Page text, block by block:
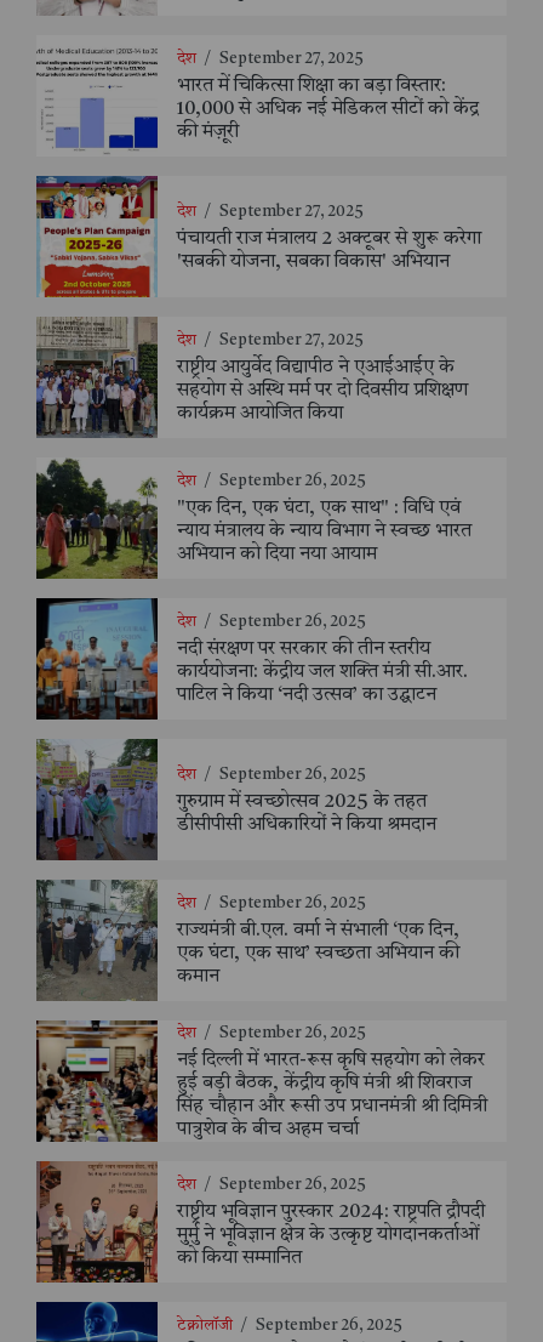
देश / September 27, 2025
भारत में चिकित्सा शिक्षा का बड़ा विस्तार:
10,000 से अधिक नई मेडिकल सीटों को केंद्र
की मंज़ूरी
देश / September 27, 2025
पंचायती राज मंत्रालय 2 अक्टूबर से शुरू करेगा
'सबकी योजना, सबका विकास' अभियान
देश / September 27, 2025
राष्ट्रीय आयुर्वेद विद्यापीठ ने एआईआईए के
सहयोग से अस्थि मर्म पर दो दिवसीय प्रशिक्षण
कार्यक्रम आयोजित किया
देश / September 26, 2025
"एक दिन, एक घंटा, एक साथ" : विधि एवं
न्याय मंत्रालय के न्याय विभाग ने स्वच्छ भारत
अभियान को दिया नया आयाम
देश / September 26, 2025
नदी संरक्षण पर सरकार की तीन स्तरीय
कार्ययोजना: केंद्रीय जल शक्ति मंत्री सी.आर.
पाटिल ने किया ‘नदी उत्सव’ का उद्घाटन
देश / September 26, 2025
गुरुग्राम में स्वच्छोत्सव 2025 के तहत
डीसीपीसी अधिकारियों ने किया श्रमदान
देश / September 26, 2025
राज्यमंत्री बी.एल. वर्मा ने संभाली ‘एक दिन,
एक घंटा, एक साथ’ स्वच्छता अभियान की
कमान
देश / September 26, 2025
नई दिल्ली में भारत-रूस कृषि सहयोग को लेकर
हुई बड़ी बैठक, केंद्रीय कृषि मंत्री श्री शिवराज
सिंह चौहान और रूसी उप प्रधानमंत्री श्री दिमित्री
पात्रुशेव के बीच अहम चर्चा
देश / September 26, 2025
राष्ट्रीय भूविज्ञान पुरस्कार 2024: राष्ट्रपति द्रौपदी
मुर्मु ने भूविज्ञान क्षेत्र के उत्कृष्ट योगदानकर्ताओं
को किया सम्मानित
टेक्नोलॉजी / September 26, 2025